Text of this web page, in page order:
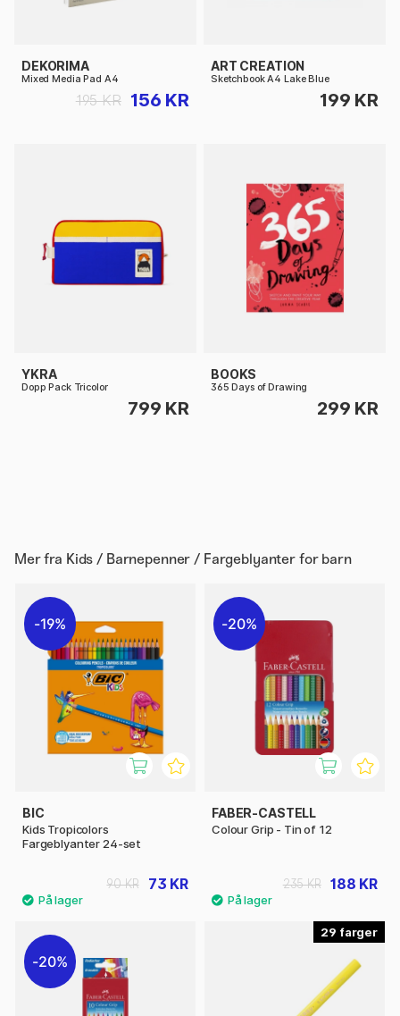
DEKORIMA
Mixed Media Pad A4
156 KR
195 KR
ART CREATION
Sketchbook A4 Lake Blue
199 KR
YKRA
Dopp Pack Tricolor
799 KR
BOOKS
365 Days of Drawing
299 KR
Mer fra Kids / Barnepenner / Fargeblyanter for barn
19%
BIC
Kids Tropicolors
Fargeblyanter 24-set
73 KR
90 KR
20%
FABER-CASTELL
Colour Grip - Tin of 12
188 KR
235 KR
20%
29